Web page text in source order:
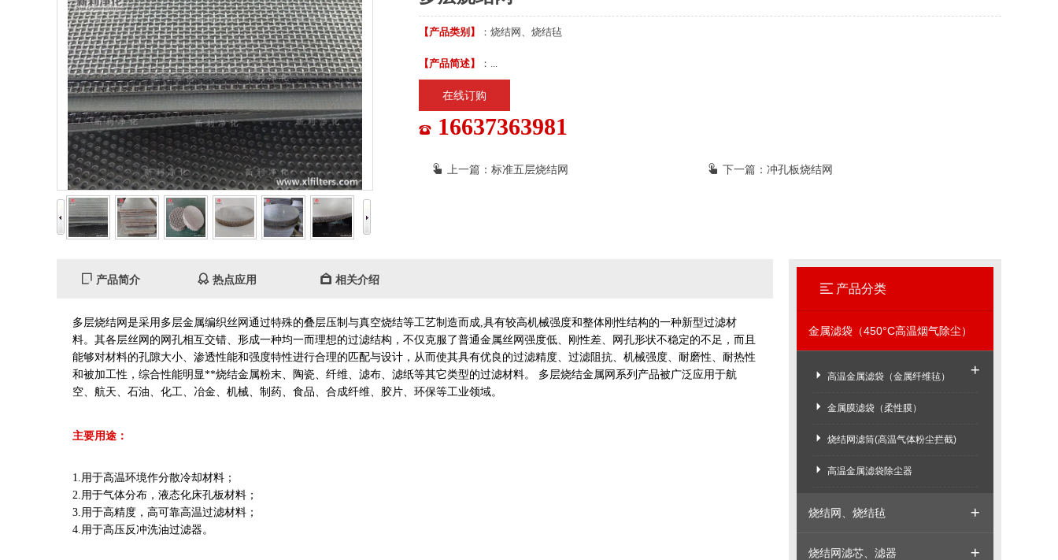
【产品类别】 ：烧结网、烧结毡
【产品简述】 ：...
在线订购
16637363981
上一篇： 标准五层烧结网 下一篇： 冲孔板烧结网
产品分类
金属滤袋（450°C高温烟气除尘）
高温金属滤袋（金属纤维毡）
金属膜滤袋（柔性膜）
烧结网滤筒(高温气体粉尘拦截)
高温金属滤袋除尘器
烧结网、烧结毡
烧结网滤芯、滤器
产品简介 热点应用 相关介绍
多层烧结网是采用多层金属编织丝网通过特殊的叠层压制与真空烧结等工艺制造而成,具有较高机械强度和整体刚性结构的一种新型过滤材
料。其各层丝网的网孔相互交错、形成一种均一而理想的过滤结构，不仅克服了普通金属丝网强度低、刚性差、网孔形状不稳定的不足，而且
能够对材料的孔隙大小、渗透性能和强度特性进行合理的匹配与设计，从而使其具有优良的过滤精度、过滤阻抗、机械强度、耐磨性、耐热性
和被加工性，综合性能明显**烧结金属粉末、陶瓷、纤维、滤布、滤纸等其它类型的过滤材料。 多层烧结金属网系列产品被广泛应用于航
空、航天、石油、化工、冶金、机械、制药、食品、合成纤维、胶片、环保等工业领域。
主要用途：
1.用于高温环境作分散冷却材料；
2.用于气体分布，液态化床孔板材料；
3.用于高精度，高可靠高温过滤材料；
4.用于高压反冲洗油过滤器。